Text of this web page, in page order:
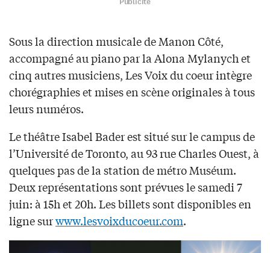
Sous la direction musicale de Manon Côté,
accompagné au piano par la Alona Mylanych et
cinq autres musiciens, Les Voix du coeur intègre
chorégraphies et mises en scène originales à tous
leurs numéros.
Le théâtre Isabel Bader est situé sur le campus de
l’Université de Toronto, au 93 rue Charles Ouest, à
quelques pas de la station de métro Muséum.
Deux représentations sont prévues le samedi 7
juin: à 15h et 20h. Les billets sont disponibles en
ligne surwww.lesvoixducoeur.com.